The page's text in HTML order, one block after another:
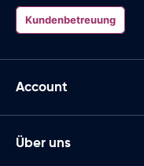
Kundenbetreuung
Account
Über uns